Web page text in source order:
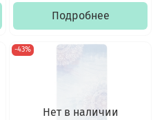
Подробнее
Нет в наличии
-43%